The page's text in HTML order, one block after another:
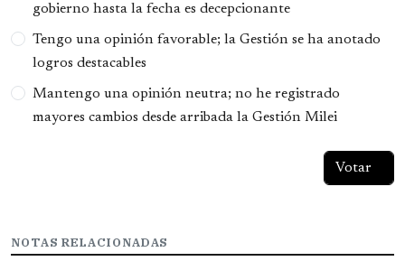
gobierno hasta la fecha es decepcionante
Tengo una opinión favorable; la Gestión se ha anotado
logros destacables
Mantengo una opinión neutra; no he registrado
mayores cambios desde arribada la Gestión Milei
NOTAS RELACIONADAS